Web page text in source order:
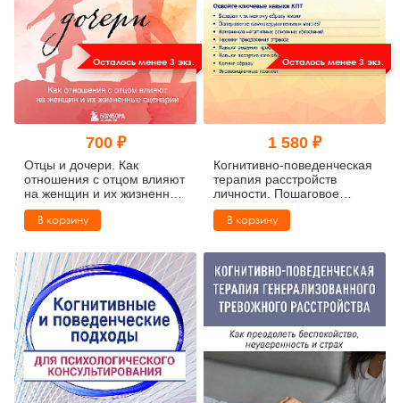
Осталось менее 3 экз.
700 ₽
Отцы и дочери. Как
отношения с отцом влияют
на женщин и их жизненные
сценарии
В корзину
Осталось менее 3 экз.
1 580 ₽
Когнитивно-поведенческая
терапия расстройств
личности. Пошаговое
руководство
В корзину